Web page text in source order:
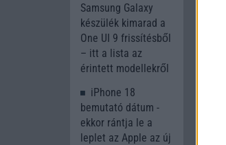
Samsung Galaxy
készülék kimarad a
One UI 9 frissítésből
– itt a lista az
érintett modellekről
iPhone 18
bemutató dátum -
ekkor rántja le a
leplet az Apple az új